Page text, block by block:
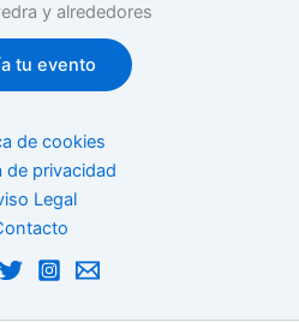
y alrededores
tu evento
de cookies
de privacidad
Legal